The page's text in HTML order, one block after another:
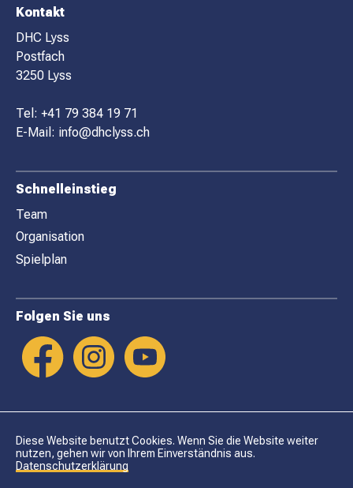
F
O
O
T
E
R
Kontakt
DHC Lyss
Postfach
3250 Lyss
Tel: +41 79 384 19 71
E-Mail: info@dhclyss.ch
Schnelleinstieg
Team
Organisation
Spielplan
Folgen Sie uns
Diese Website benutzt Cookies. Wenn Sie die Website weiter
nutzen, gehen wir von Ihrem Einverständnis aus.
Datenschutzerklärung